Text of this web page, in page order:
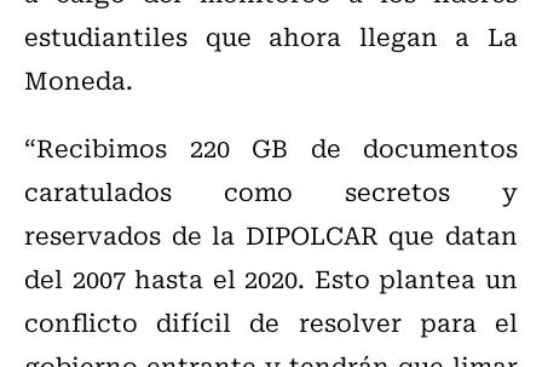
estudiantiles que ahora llegan a La
Moneda.
“Recibimos 220 GB de documentos
caratulados como secretos y
reservados de la DIPOLCAR que datan
del 2007 hasta el 2020. Esto plantea un
conflicto difícil de resolver para el